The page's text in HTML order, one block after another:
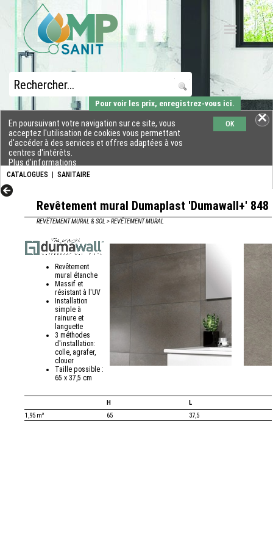
CATALOGUES SANITAIRE
En poursuivant votre navigation sur ce site, vous
acceptez l'utilisation de cookies vous permettant
d'accéder à des services et offres adaptées à vos
centres d'intérêts.
Plus d'informations
OK
Pour voir les prix, enregistrez-vous ici.